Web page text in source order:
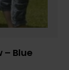
– Blue